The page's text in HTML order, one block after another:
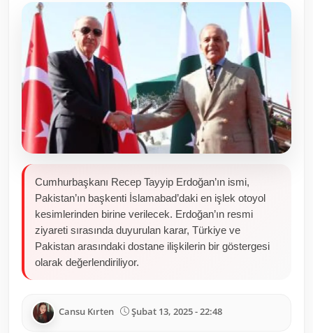
Sivil Toplum Kuruluşları
Kamu Kurumları ve Üst Kurullar
Resmi Reklamlar
Cumhurbaşkanı Recep Tayyip Erdoğan’ın ismi,
Pakistan’ın başkenti İslamabad’daki en işlek otoyol
kesimlerinden birine verilecek. Erdoğan’ın resmi
ziyareti sırasında duyurulan karar, Türkiye ve
Pakistan arasındaki dostane ilişkilerin bir göstergesi
olarak değerlendiriliyor.
Cansu Kırten Şubat 13, 2025 - 22:48